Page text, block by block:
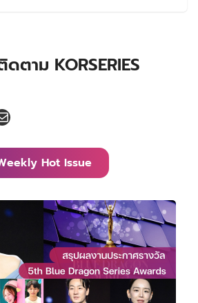
ตาม KORSERIES
Hot Issue